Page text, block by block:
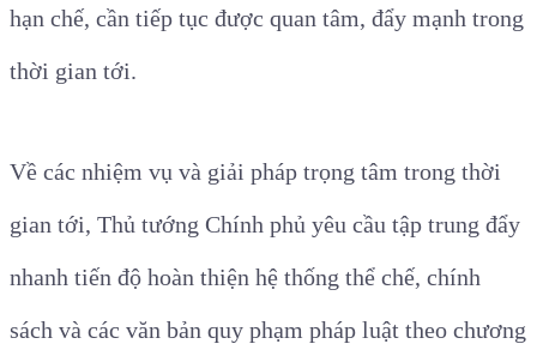
hạn chế, cần tiếp tục được quan tâm, đẩy mạnh trong
thời gian tới.
Về các nhiệm vụ và giải pháp trọng tâm trong thời
gian tới, Thủ tướng Chính phủ yêu cầu tập trung đẩy
nhanh tiến độ hoàn thiện hệ thống thể chế, chính
sách và các văn bản quy phạm pháp luật theo chương